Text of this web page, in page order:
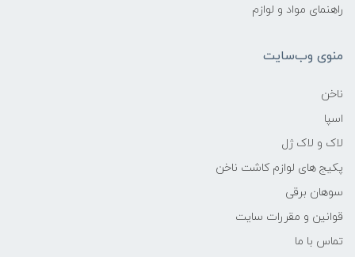
راهنمای مواد و لوازم
منوی وب‌سایت
ناخن
اسپا
لاک و لاک ژل
پکیج های لوازم کاشت ناخن
سوهان برقی
قوانین و مقررات سایت
تماس با ما